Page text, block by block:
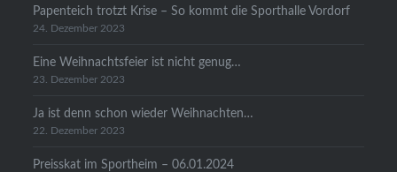
Papenteich trotzt Krise – So kommt die Sporthalle Vordorf
24. Dezember 2023
Eine Weihnachtsfeier ist nicht genug…
23. Dezember 2023
Ja ist denn schon wieder Weihnachten…
22. Dezember 2023
Preisskat im Sportheim – 06.01.2024